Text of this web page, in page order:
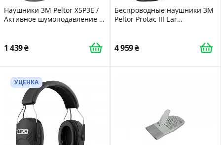
Наушники 3M Peltor X5P3E /
Активное шумоподавление /
1 439
Беспроводные наушники 3M
Peltor Protac III Ear
часов работы / Черные
4 959
УЦЕНКА